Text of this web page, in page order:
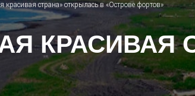
страна» открылась в «Острове фортов»
КРАСИВАЯ